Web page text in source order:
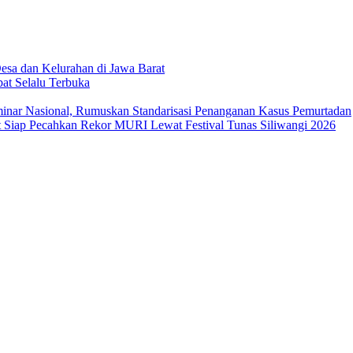
dan Kelurahan di Jawa Barat
Selalu Terbuka
Nasional, Rumuskan Standarisasi Penanganan Kasus Pemurtadan
Pecahkan Rekor MURI Lewat Festival Tunas Siliwangi 2026